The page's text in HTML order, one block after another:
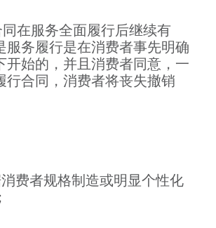
同在服务全面履行后继续有
服务履行是在消费者事先明确
开始的，并且消费者同意，一
行合同，消费者将丧失撤销
费者规格制造或明显个性化